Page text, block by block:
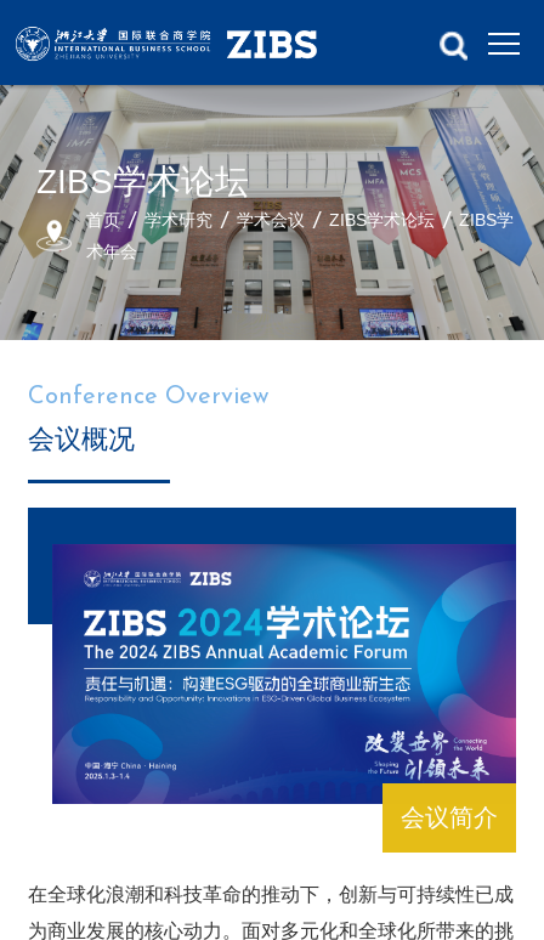
ZIBS学术论坛
首页 学术研究 学术会议 ZIBS学术论坛
ZIBS学
术年会
Conference Overview
会议概况
会议简介
在全球化浪潮和科技革命的推动下，创新与可持续性已成
为商业发展的核心动力。面对多元化和全球化所带来的挑